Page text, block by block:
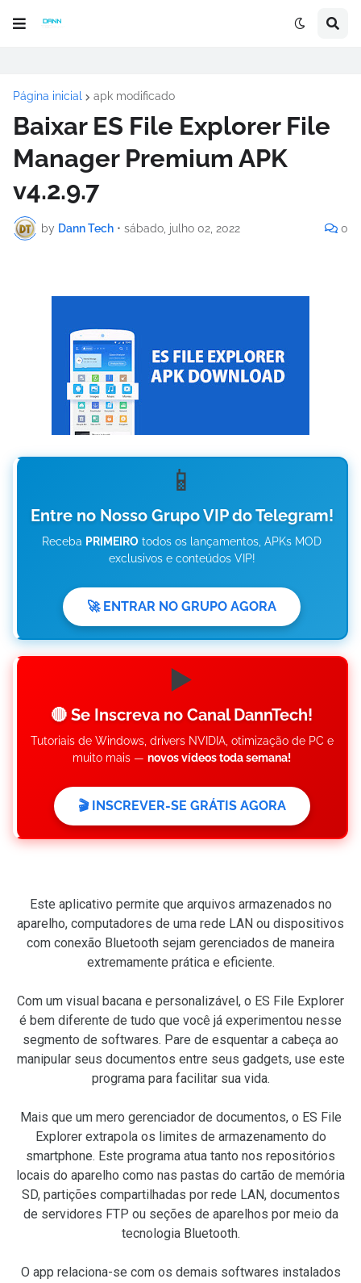
Página inicial apk modificado
Baixar ES File Explorer File
Manager Premium APK
v4.2.9.7
by Dann Tech • sábado, julho 02, 2022 0
📱
Entre no Nosso Grupo VIP do Telegram!
Receba PRIMEIRO todos os lançamentos, APKs MOD
exclusivos e conteúdos VIP!
🚀 ENTRAR NO GRUPO AGORA
▶️
🔴 Se Inscreva no Canal DannTech!
Tutoriais de Windows, drivers NVIDIA, otimização de PC e
muito mais — novos vídeos toda semana!
🎬 INSCREVER-SE GRÁTIS AGORA
Este aplicativo permite que arquivos armazenados no
aparelho, computadores de uma rede LAN ou dispositivos
com conexão Bluetooth sejam gerenciados de maneira
extremamente prática e eficiente.
Com um visual bacana e personalizável, o ES File Explorer
é bem diferente de tudo que você já experimentou nesse
segmento de softwares. Pare de esquentar a cabeça ao
manipular seus documentos entre seus gadgets, use este
programa para facilitar sua vida.
Mais que um mero gerenciador de documentos, o ES File
Explorer extrapola os limites de armazenamento do
smartphone. Este programa atua tanto nos repositórios
locais do aparelho como nas pastas do cartão de memória
SD, partições compartilhadas por rede LAN, documentos
de servidores FTP ou seções de aparelhos por meio da
tecnologia Bluetooth.
O app relaciona-se com os demais softwares instalados